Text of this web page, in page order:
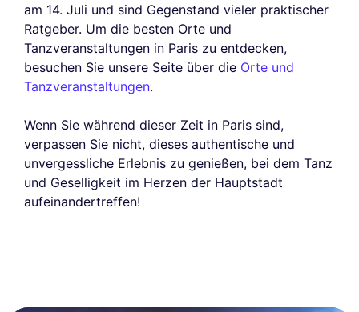
am 14. Juli und sind Gegenstand vieler praktischer
Ratgeber. Um die besten Orte und
Tanzveranstaltungen in Paris zu entdecken,
besuchen Sie unsere Seite über die Orte und
Tanzveranstaltungen.
Wenn Sie während dieser Zeit in Paris sind,
verpassen Sie nicht, dieses authentische und
unvergessliche Erlebnis zu genießen, bei dem Tanz
und Geselligkeit im Herzen der Hauptstadt
aufeinandertreffen!